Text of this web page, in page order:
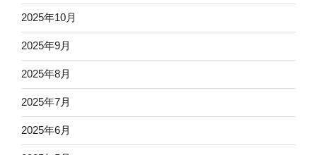
2025年10月
2025年9月
2025年8月
2025年7月
2025年6月